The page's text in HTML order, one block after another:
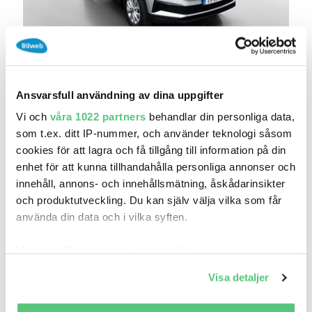
Ansvarsfull användning av dina uppgifter
Vi och våra 1022 partners behandlar din personliga data,
som t.ex. ditt IP-nummer, och använder teknologi såsom
cookies för att lagra och få tillgång till information på din
enhet för att kunna tillhandahålla personliga annonser och
innehåll, annons- och innehållsmätning, åskådarinsikter
och produktutveckling. Du kan själv välja vilka som får
använda din data och i vilka syften.
som kan ha en noggrannhet på upp till flera meter
Identifiera din enhet genom att aktivt skanna den
Visa detaljer
30 jun 08:38
PARKERINGSV..
Beräkna månadskostnad
Atteviks Bil AB - Jönköping
Mil: 3 207 År: 2025 Drivmedel:
Gratis historik (8)
Räkna på försäkring
Jämför